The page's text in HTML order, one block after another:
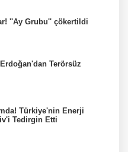
''Ay Grubu'' çökertildi
Terörsüz
Türkiye'nin Enerji
Tedirgin Etti